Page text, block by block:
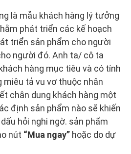
là mẫu khách hàng lý tưởng
phát triển các kế hoạch
triển sản phẩm cho người
người đó. Anh ta/ cô ta
hàng mục tiêu và có tính
tả vu vơ thuộc nhân
chân dung khách hàng một
định sản phẩm nào sẽ khiến
hỏi nghi ngờ. sản phẩm
nút “Mua ngay” hoặc do dự